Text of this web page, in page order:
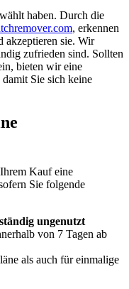
haben. Durch die
, erkennen
akzeptieren sie. Wir
zufrieden sind. Sollten
bieten wir eine
Sie sich keine
Kauf eine
Sie folgende
ungenutzt
von 7 Tagen ab
als auch für einmalige